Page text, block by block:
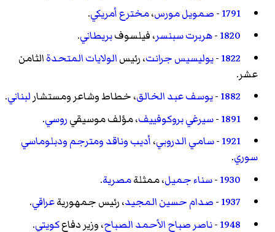
1791
-صمويل مورس،مخترعأمريكي.
1820
-هربرت سبنسر، فيلسوفبريطاني.
1822
-يوليسيس جرانت، رئيسالولايات المتحدةالثامن
عشر.
1882
-يوسف عبد الخالق، خطاط وشاعر ومستشارلبناني.
1891
-سيرغي بروكوفييف، مؤلف موسيقيروسي.
1921
-سامي الدروبي،أديبوناقدومترجمودبلوماسي
سوري.
1930
-سناء جميل، ممثلةمصرية.
1937
-صدام حسين المجيد، رئيس جمهوريةعراقي.
1948
-ناصر صباح الأحمد الصباح، وزير دفاعكويتي.